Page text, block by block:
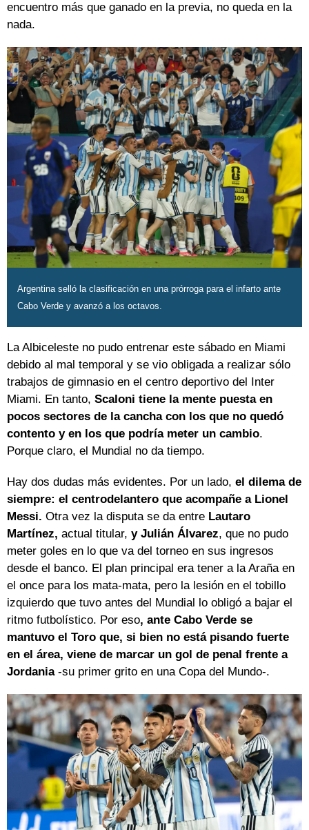
encuentro más que ganado en la previa, no queda en la
nada.
Argentina selló la clasificación en una prórroga para el infarto ante
Cabo Verde y avanzó a los octavos.
La Albiceleste no pudo entrenar este sábado en Miami
debido al mal temporal y se vio obligada a realizar sólo
trabajos de gimnasio en el centro deportivo del Inter
Miami. En tanto, Scaloni tiene la mente puesta en
pocos sectores de la cancha con los que no quedó
contento y en los que podría meter un cambio.
Porque claro, el Mundial no da tiempo.
Hay dos dudas más evidentes. Por un lado, el dilema de
siempre: el centrodelantero que acompañe a Lionel
Messi. Otra vez la disputa se da entre Lautaro
Martínez, actual titular, y Julián Álvarez, que no pudo
meter goles en lo que va del torneo en sus ingresos
desde el banco. El plan principal era tener a la Araña en
el once para los mata-mata, pero la lesión en el tobillo
izquierdo que tuvo antes del Mundial lo obligó a bajar el
ritmo futbolístico. Por eso, ante Cabo Verde se
mantuvo el Toro que, si bien no está pisando fuerte
en el área, viene de marcar un gol de penal frente a
Jordania -su primer grito en una Copa del Mundo-.